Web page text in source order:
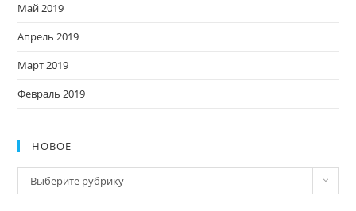
Май 2019
Апрель 2019
Март 2019
Февраль 2019
НОВОЕ
Новое
Выберите рубрику